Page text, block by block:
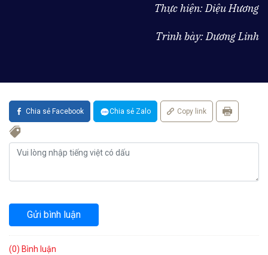
Thực hiện: Diệu Hương
Trình bày: Dương Linh
Chia sẻ Facebook Chia sẻ Zalo Copy link
Gửi bình luận
(0) Bình luận